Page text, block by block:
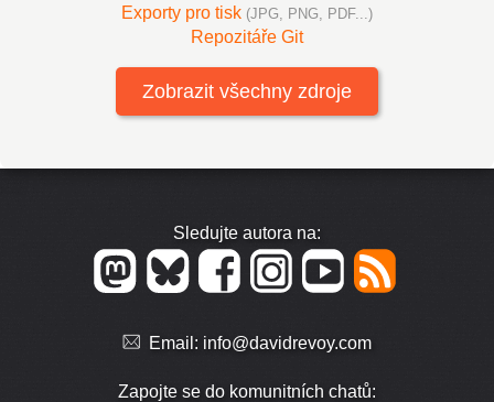
Exporty pro tisk (JPG, PNG, PDF...)
Repozitáře Git
Zobrazit všechny zdroje
Sledujte autora na:
Email: info@davidrevoy.com
Zapojte se do komunitních chatů: